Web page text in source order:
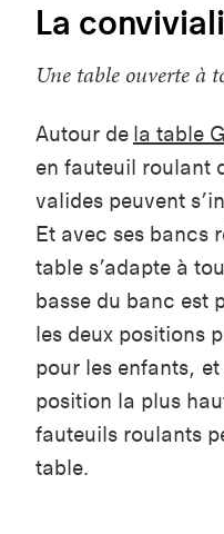
La
Une table ouverte à
Autour de la table
en fauteuil roulant
valides peuvent
Et avec ses bancs
table s’adapte à
basse du banc est
les deux positions
pour les enfants,
position la plus
fauteuils roulants
table.